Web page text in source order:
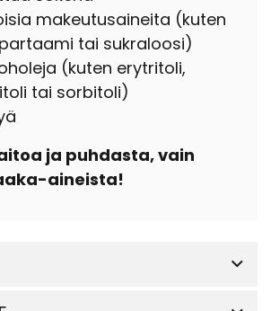
makeutusaineita (kuten
tai sukraloosi)
(kuten erytritoli,
tai sorbitoli)
ja puhdasta, vain
aineista!